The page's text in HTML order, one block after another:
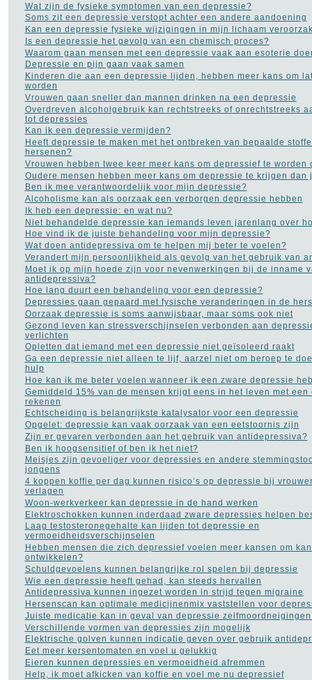
Wat zijn de fysieke symptomen van een depressie?
Soms zit een depressie verstopt achter een andere aandoening
Kan een depressie fysieke wijzigingen in mijn lichaam
Is een depressie het gevolg van een chemisch proces?
Waarom gaan mensen met een depressie vaak aan esoterie
Depressie en pijn gaan vaak samen
Kinderen die aan een depressie lijden, hebben meer kans om
worden
Vrouwen gaan sneller dan mannen drinken na een depressie
Overdreven alcoholgebruik kan rechtstreeks of onrechtstreeks
tot depressies
Kan ik een depressie vermijden?
Heeft depressie te maken met het ontbreken van bepaalde
hersenen?
Vrouwen hebben twee keer meer kans om depressief te worden
Oudere mensen hebben meer kans om depressie te krijgen dan
Ben ik mee verantwoordelijk voor mijn depressie?
Alcoholisme kan als oorzaak een verborgen depressie hebben
Ik heb een depressie: en wat nu?
Niet behandelde depressie kan iemands leven jarenlang over
Hoe vind ik de juiste behandeling voor mijn depressie?
Wat doen antidepressiva om te helpen mij beter te voelen?
Verandert mijn persoonlijkheid als gevolg van het gebruik van
Moet ik op mijn hoede zijn voor nevenwerkingen bij de inname
antidepressiva?
Hoe lang duurt een behandeling voor een depressie?
Depressies gaan gepaard met fysische veranderingen in de
Oorzaak depressie is soms aanwijsbaar, maar soms ook niet
Gezond leven kan stressverschijnselen verbonden aan
verlichten
Opletten dat iemand met een depressie niet geïsoleerd raakt
Ga een depressie niet alleen te lijf, aarzel niet om beroep te
hulp
Hoe kan ik me beter voelen wanneer ik een zware depressie
Gemiddeld 15% van de mensen krijgt eens in het leven met een
rekenen
Echtscheiding is belangrijkste katalysator voor een depressie
Opgelet: depressie kan vaak oorzaak van een eetstoornis zijn
Zijn er gevaren verbonden aan het gebruik van antidepressiva?
Ben ik hoogsensitief of ben ik het niet?
Meisjes zijn gevoeliger voor depressies en andere
jongens
4 koppen koffie per dag kunnen risico’s op depressie bij
verlagen
Woon-werkverkeer kan depressie in de hand werken
Elektroschokken kunnen inderdaad zware depressies helpen
Laag testosteronegehalte kan lijden tot depressie en
vermoeidheidsverschijnselen
Hebben mensen die zich depressief voelen meer kansen om
ontwikkelen?
Schuldgevoelens kunnen belangrijke rol spelen bij depressie
Wie een depressie heeft gehad, kan steeds hervallen
Antidepressiva kunnen ingezet worden in strijd tegen migraine
Hersenscan kan optimale medicijnenmix vaststellen voor
Juiste medicatie kan in geval van depressie
Verschillende vormen van depressies zijn mogelijk
Elektrische golven kunnen indicatie geven over gebruik
Eet meer kersentomaten en voel u gelukkig
Eieren kunnen depressies en vermoeidheid afremmen
Help, ik moet afkicken van koffie en voel me nu depressief